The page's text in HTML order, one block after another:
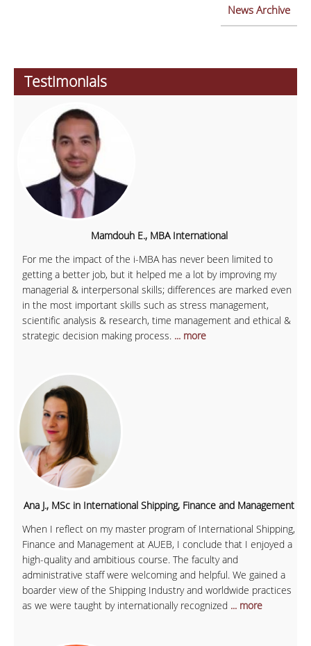
News Archive
Testimonials
Mamdouh E., MBA International
For me the impact of the i-MBA has never been limited to
getting a better job, but it helped me a lot by improving my
managerial & interpersonal skills; differences are marked even
in the most important skills such as stress management,
scientific analysis & research, time management and ethical &
strategic decision making process. ... more
Ana J., MSc in International Shipping, Finance and Management
When I reflect on my master program of International Shipping,
Finance and Management at AUEB, I conclude that I enjoyed a
high-quality and ambitious course. The faculty and
administrative staff were welcoming and helpful. We gained a
boarder view of the Shipping Industry and worldwide practices
as we were taught by internationally recognized ... more